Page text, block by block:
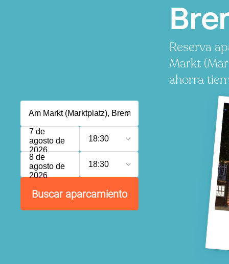
Reserva
Markt
ahorra
7 de
agosto de
2026
18:30
8 de
agosto de
2026
18:30
Buscar aparcamiento